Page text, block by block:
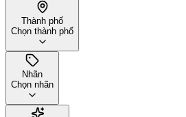
Thành phố
Chọn thành phố
Nhãn
Chọn nhãn